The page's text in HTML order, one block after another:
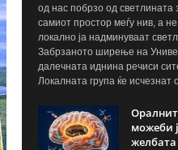
од нас побрзо од
самиот простор меѓу нив, а
локално ја надминуваат
Забрзаното ширење на
далечната иднина речиси
Локалната група ќе исчезнат
можеби
желбата